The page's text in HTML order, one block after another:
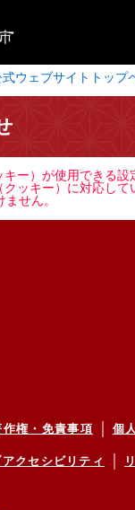
ウェブサイトトップ
キー）が使用できる
クッキー）に対応し
せん。
作権・免責事項 個
クセシビリティ